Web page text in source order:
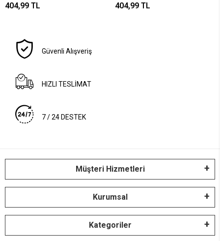
404,99 TL 404,99 TL
Güvenli Alışveriş
HIZLI TESLİMAT
7 / 24 DESTEK
Müşteri Hizmetleri
Kurumsal
Kategoriler